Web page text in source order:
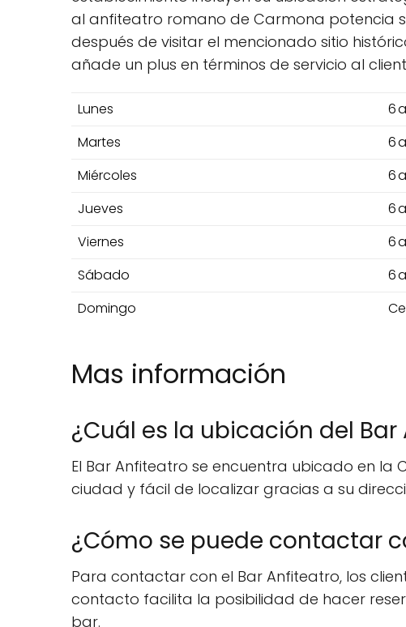
al anfiteatro romano de Carmona potencia
después de visitar el mencionado sitio
añade un plus en términos de servicio al
Lunes
6
Martes
6
Miércoles
6
Jueves
6
Viernes
6
Sábado
6
Domingo
Mas información
¿Cuál es la ubicación del
El Bar Anfiteatro se encuentra ubicado en la
ciudad y fácil de localizar gracias a su
¿Cómo se puede contactar
Para contactar con el Bar Anfiteatro, los
contacto facilita la posibilidad de hacer
bar.